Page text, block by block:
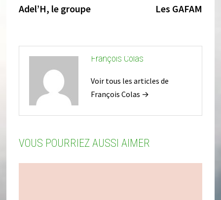
l’article
Adel’H, le groupe Les GAFAM
François Colas
Voir tous les articles de
François Colas →
VOUS POURRIEZ AUSSI AIMER